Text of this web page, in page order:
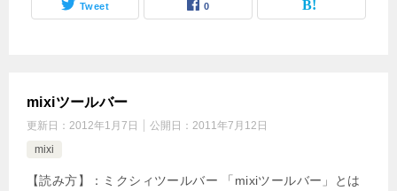
Tweet 0
mixiツールバー
更新日： 2012年1月7日 公開日： 2011年7月12日
mixi
【読み方】：ミクシィツールバー 「mixiツールバー」とは